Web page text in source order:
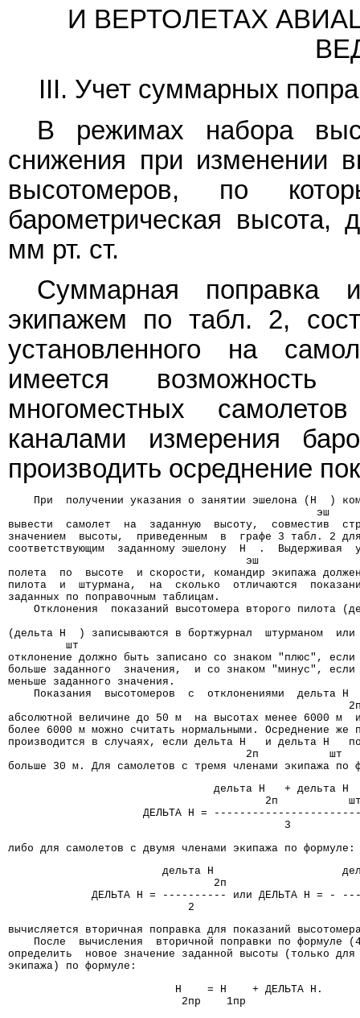
И ВЕРТОЛЕТАХ
III. Учет суммарных
В режимах набора
снижения при изменении
высотомеров, по
барометрическая высота,
мм рт. ст.
Суммарная поправка
экипажем по табл. 2,
установленного на
имеется возможность
многоместных
каналами измерения
производить осреднение
При  получении указания о занятии эшелона (H  )
                                                эш
вывести  самолет  на  заданную  высоту,  совместив
значением  высоты,  приведенным  в  графе 3 табл. 2
соответствующим  заданному эшелону  H  .  Выдерживая
                                     эш
полета  по  высоте  и скорости, командир экипажа
пилота  и  штурмана,  на  сколько  отличаются
заданных по поправочным таблицам.
Отклонения  показаний высотомера второго пилота
(дельта H  ) записываются в бортжурнал  штурманом
         шт
отклонение должно быть записано со знаком "плюс", если
больше заданного  значения,  и со знаком "минус", если
меньше заданного значения.
Показания  высотомеров  с  отклонениями  дельта H
абсолютной величине до 50 м  на высотах менее 6000 м
более 6000 м можно считать нормальными. Осреднение же
производится в случаях, если дельта H   и дельта H   по
                                     2п           шт
больше 30 м. Для самолетов с тремя членами экипажа по
                                дельта H   + дельта H
2п
ДЕЛЬТА H =
                                           3
либо для самолетов с двумя членами экипажа по формуле:
дельта H
2п
ДЕЛЬТА H = ---------- или ДЕЛЬТА H = -
2
вычисляется вторичная поправка для показаний
После  вычисления  вторичной поправки по формуле
определить  новое значение заданной высоты (только для
экипажа) по формуле:
                          H    = H    + ДЕЛЬТА H.
                           2пр    1пр